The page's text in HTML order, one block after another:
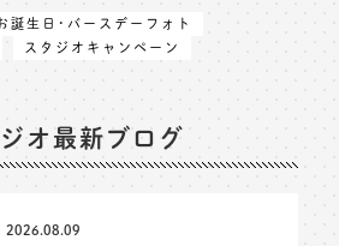
誕生日･バースデーフォト
スタジオキャンペーン
オ最新ブログ
2026.08.09